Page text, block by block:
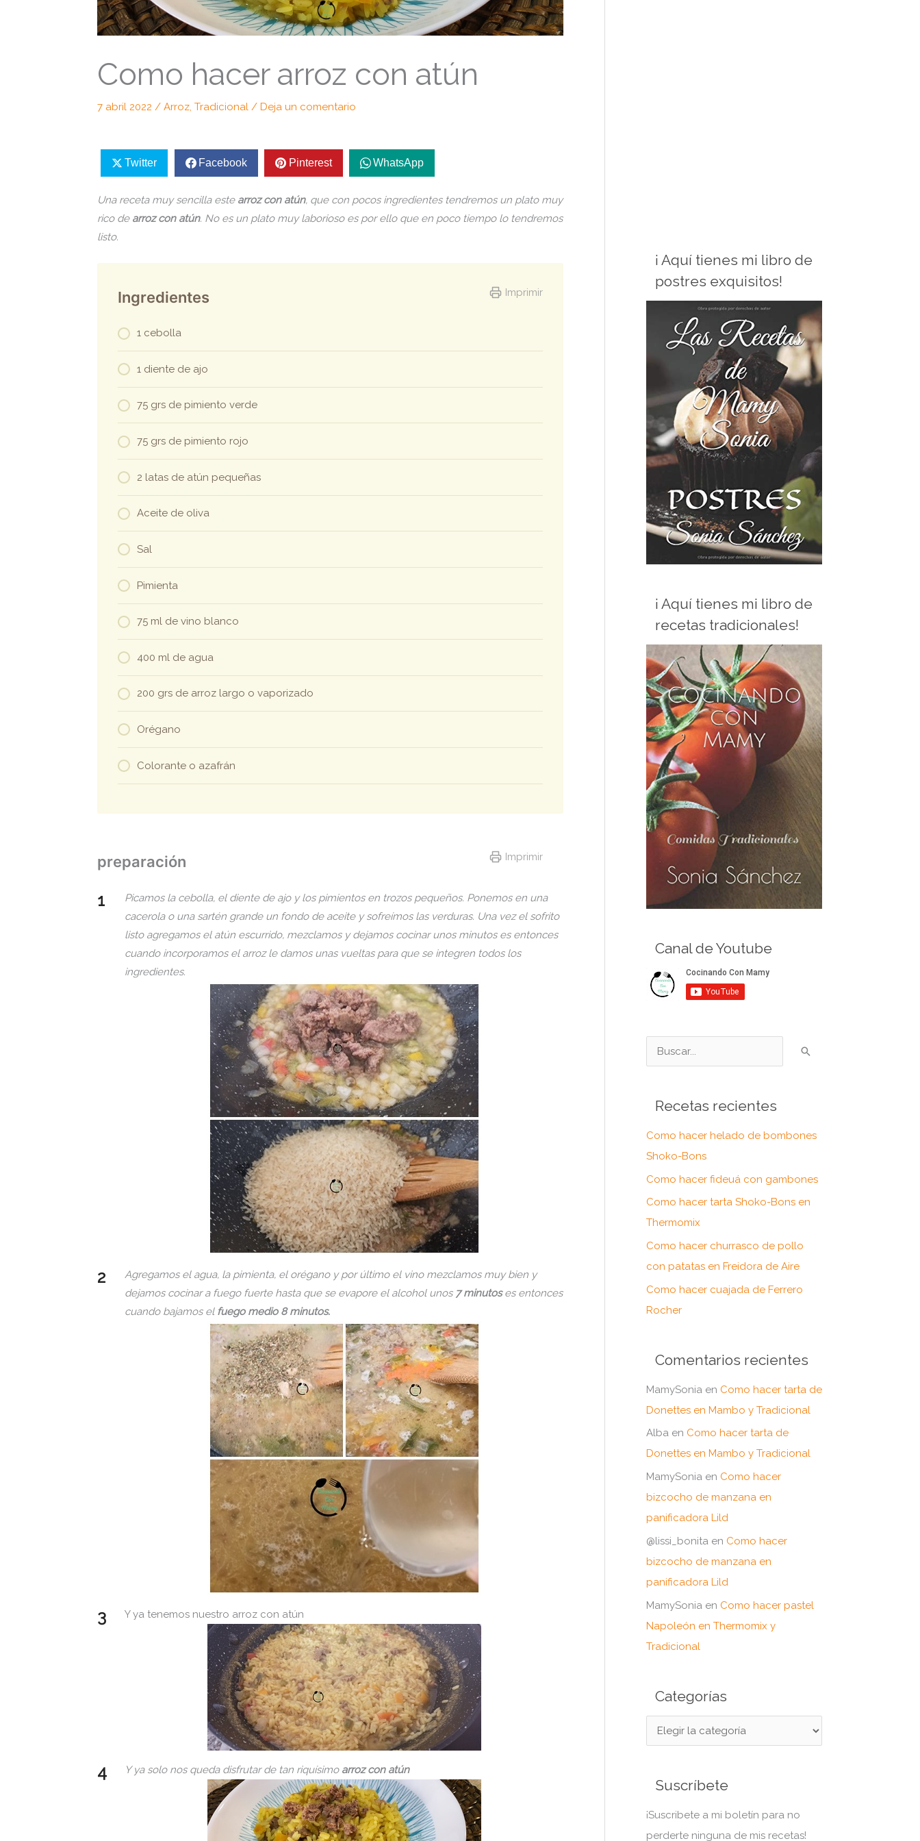
Como hacer arroz con atún
7 abril 2022 / Arroz, Tradicional / Deja un comentario
Twitter Facebook Pinterest WhatsApp
Una receta muy sencilla estearroz con atún, que con pocos ingredientes tendremos un plato muy
rico de arroz con atún. No es un plato muy laborioso es por ello que en poco tiempo lo tendremos
listo.
Imprimir
Ingredientes
1 cebolla
1 diente de ajo
75 grs de pimiento verde
75 grs de pimiento rojo
2 latas de atún pequeñas
Aceite de oliva
Sal
Pimienta
75 ml de vino blanco
400 ml de agua
200 grs de arroz largo o vaporizado
Orégano
Colorante o azafrán
Imprimir
preparación
Picamos la cebolla, el diente de ajo y los pimientos en trozos pequeños. Ponemos en una
cacerola o una sartén grande un fondo de aceite y sofreímos las verduras. Una vez el sofrito
listo agregamos el atún escurrido, mezclamos y dejamos cocinar unos minutos es entonces
cuando incorporamos el arroz le damos unas vueltas para que se integren todos los
ingredientes.
Agregamos el agua, la pimienta, el orégano y por último el vino mezclamos muy bien y
dejamos cocinar a fuego fuerte hasta que se evapore el alcohol unos7 minutoses entonces
cuando bajamos el fuego medio 8 minutos.
Y ya tenemos nuestro arroz con atún
Y ya solo nos queda disfrutar de tan riquísimo arroz con atún
¡ Aquí tienes mi libro de
postres exquisitos!
¡ Aquí tienes mi libro de
recetas tradicionales!
Canal de Youtube
u
Recetas recientes
Como hacer helado de bombones
Shoko-Bons
Como hacer fideuá con gambones
Como hacer tarta Shoko-Bons en
Thermomix
Como hacer churrasco de pollo
con patatas en Freidora de Aire
Como hacer cuajada de Ferrero
Rocher
Comentarios recientes
MamySonia en Como hacer tarta de
Donettes en Mambo y Tradicional
Alba en Como hacer tarta de
Donettes en Mambo y Tradicional
MamySonia en Como hacer
bizcocho de manzana en
panificadora Lild
@lissi_bonita en Como hacer
bizcocho de manzana en
panificadora Lild
MamySonia en Como hacer pastel
Napoleón en Thermomix y
Tradicional
Categorías
a
Suscríbete
¡Suscribete a mi boletín para no
perderte ninguna de mis recetas!